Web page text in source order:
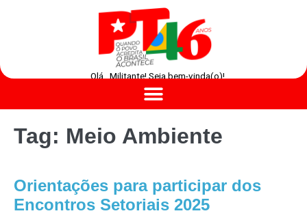
Olá , Militante! Seja bem-vinda(o)!
Tag: Meio Ambiente
Orientações para participar dos
Encontros Setoriais 2025